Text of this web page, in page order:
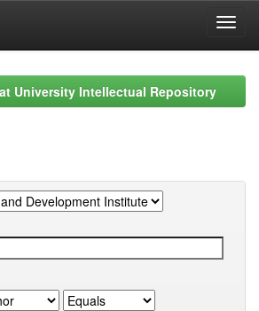
University Intellectual Repository